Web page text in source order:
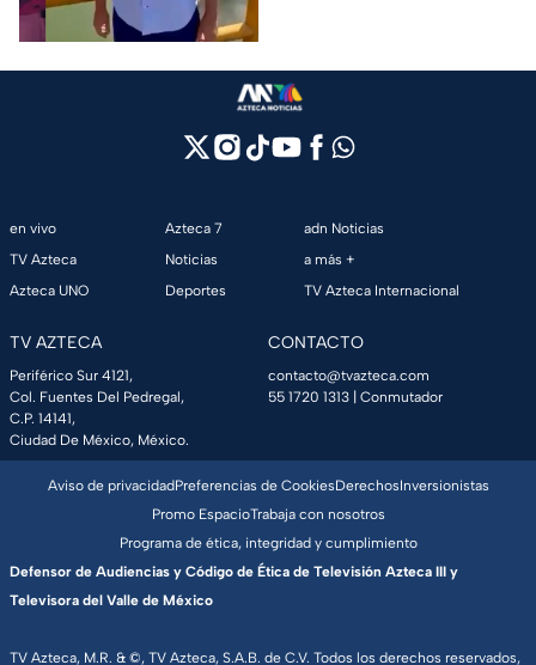
en vivo
TV Azteca
Azteca UNO
Azteca 7
Noticias
Deportes
adn Noticias
a más +
TV Azteca Internacional
TV AZTECA
Periférico Sur 4121,
Col. Fuentes Del Pedregal,
C.P. 14141,
Ciudad De México, México.
CONTACTO
contacto@tvazteca.com
55 1720 1313 | Conmutador
TV Azteca, M.R. & ©, TV Azteca, S.A.B. de C.V. Todos los derechos reservados,
Aviso de privacidadPreferencias de CookiesDerechosInversionistas
Promo EspacioTrabaja con nosotros
Programa de ética, integridad y cumplimiento
Defensor de Audiencias y Código de Ética de Televisión Azteca III y
Televisora del Valle de México